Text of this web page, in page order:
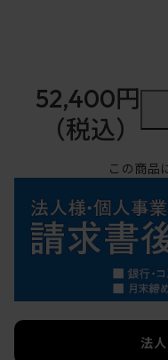
52,400円
（税込）
この商品
法